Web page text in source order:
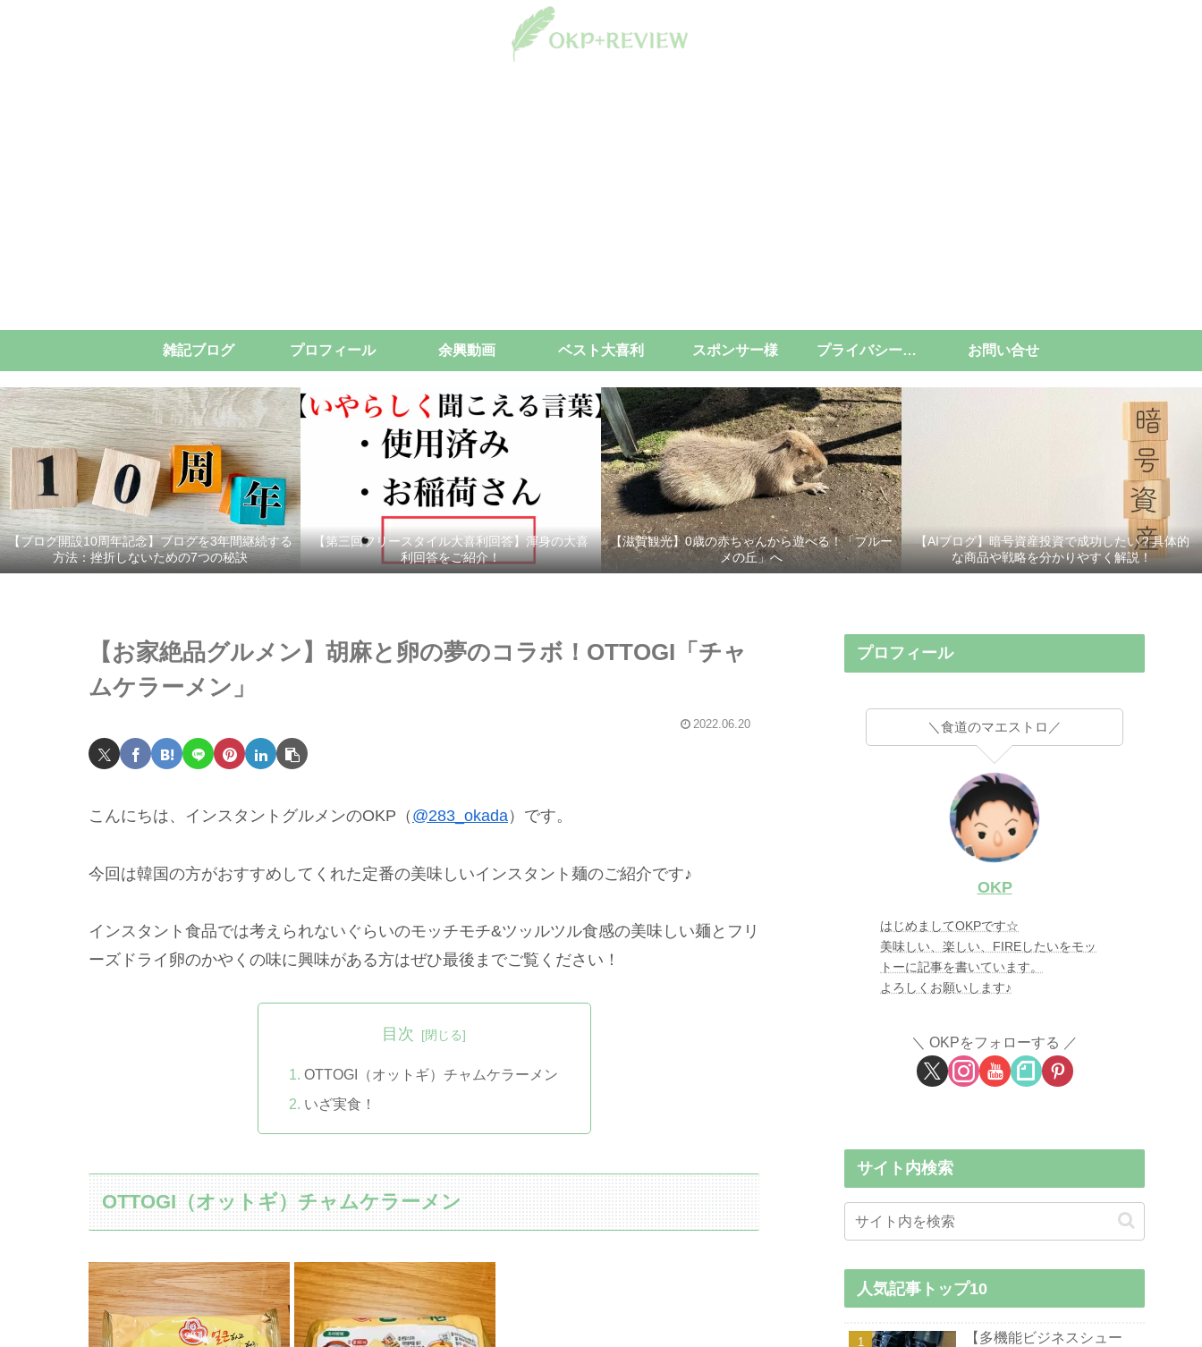
雑記ブログ プロフィール 余興動画 ベスト大喜利 スポンサー様 プライバシーポリシー お問い合せ
【ブログ開設10周年記念】ブログを3年間継続する
方法：挫折しないための7つの秘訣
【第三回フリースタイル大喜利回答】渾身の大喜
利回答をご紹介！
【滋賀観光】0歳の赤ちゃんから遊べる！「ブルー
メの丘」へ
【AIブログ】暗号資産投資で成功したい？具体的
な商品や戦略を分かりやすく解説！
【お家絶品グルメン】胡麻と卵の夢のコラボ！OTTOGI「チャ
ムケラーメン」
2022.06.20
こんにちは、インスタントグルメンのOKP（ @283_okada）です。
今回は韓国の方がおすすめしてくれた定番の美味しいインスタント麺のご紹介です♪
インスタント食品では考えられないぐらいのモッチモチ&ツッルツル食感の美味しい麺とフリ
ーズドライ卵のかやくの味に興味がある方はぜひ最後までご覧ください！
目次
OTTOGI（オットギ）チャムケラーメン
いざ実食！
OTTOGI（オットギ）チャムケラーメン
プロフィール
＼食道のマエストロ／
OKP
はじめましてOKPです☆
美味しい、楽しい、FIREしたいをモッ
トーに記事を書いています。
よろしくお願いします♪
OKPをフォローする
サイト内検索
人気記事トップ10
【多機能ビジネスシュー